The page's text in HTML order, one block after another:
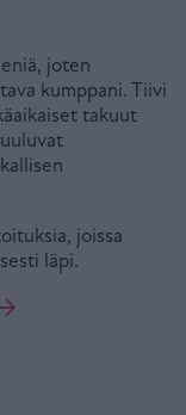
joten
kumppani. Tiivi
takuut
joissa
läpi.